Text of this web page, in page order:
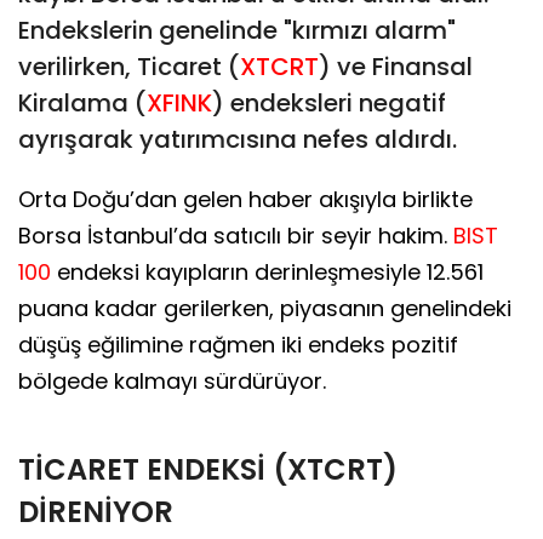
Endekslerin genelinde "kırmızı alarm"
verilirken, Ticaret (XTCRT) ve Finansal
Kiralama (XFINK) endeksleri negatif
ayrışarak yatırımcısına nefes aldırdı.
Orta Doğu’dan gelen haber akışıyla birlikte
Borsa İstanbul’da satıcılı bir seyir hakim. BIST
100 endeksi kayıpların derinleşmesiyle 12.561
puana kadar gerilerken, piyasanın genelindeki
düşüş eğilimine rağmen iki endeks pozitif
bölgede kalmayı sürdürüyor.
TİCARET ENDEKSİ (XTCRT)
DİRENİYOR